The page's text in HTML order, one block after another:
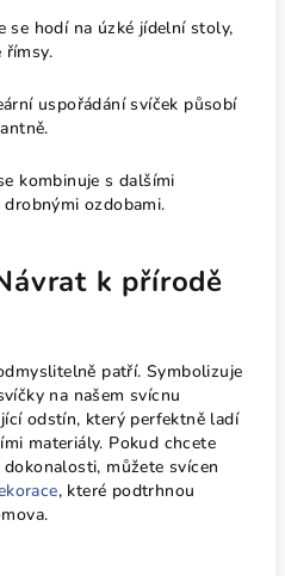
se hodí na úzké jídelní stoly,
římsy.
uspořádání svíček působí
kombinuje s dalšími
drobnými ozdobami.
k přírodě
patří. Symbolizuje
na našem svícnu
odstín, který perfektně ladí
materiály. Pokud chcete
můžete svícen
, které podtrhnou